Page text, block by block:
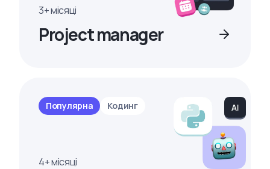
3+ місяці
Project manager
Популярна Кодинг
4+ місяці